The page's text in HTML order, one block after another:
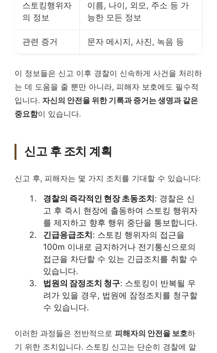
스토킹행위자
의 정보
이름, 나이, 외모, 주소 등 가
능한 모든 정보
관련 증거 문자 메시지, 사진, 녹음 등
이 정보들은 신고 이후 경찰이 신속하게 사건을 처리하
는 데 도움을 줄 뿐만 아니라, 피해자 보호에도 필수적
입니다. 자신의 안전을 위한 기록과 증거는 생명과 같은
중요함이 있습니다.
신고 후 조치 계획
신고 후, 피해자는 몇 가지 조치를 기대할 수 있습니다:
경찰의 즉각적인 현장 초동조치 : 경찰은 신
고 후 즉시 현장에 출동하여 스토킹 행위자
를 제지하고 향후 행위 중단을 통보합니다.
긴급응급조치 : 스토킹 행위자의 접근을
100m 이내로 금지하거나 전기통신으로의
접근을 차단할 수 있는 긴급조치를 취할 수
있습니다.
법원의 잠정조치 청구: 스토킹이 반복될 우
려가 있을 경우, 법원에 잠정조치를 청구할
수 있습니다.
이러한 과정들은 전반적으로 피해자의 안전을 보호하
기 위한 조치입니다. 스토킹 신고는 단순히 경찰에 알